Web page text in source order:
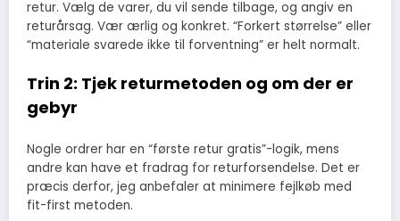
retur. Vælg de varer, du vil sende tilbage, og angiv en
returårsag. Vær ærlig og konkret. “Forkert størrelse” eller
“materiale svarede ikke til forventning” er helt normalt.
Trin 2: Tjek returmetoden og om der er
gebyr
Nogle ordrer har en “første retur gratis”-logik, mens
andre kan have et fradrag for returforsendelse. Det er
præcis derfor, jeg anbefaler at minimere fejlkøb med
fit-first metoden.